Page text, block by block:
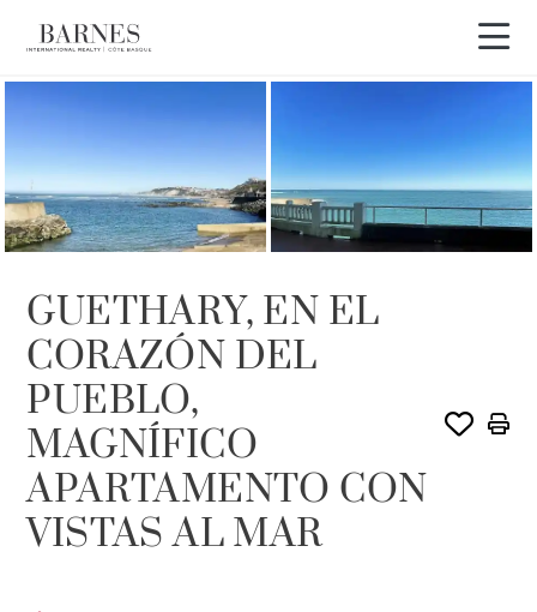
Recorrido en vídeo
GUETHARY, EN EL
CORAZÓN DEL
PUEBLO,
MAGNÍFICO
APARTAMENTO CON
VISTAS AL MAR